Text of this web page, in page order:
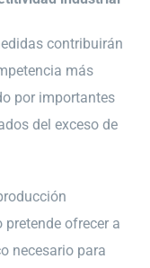
contribuirán
más
por importantes
del exceso de
pretende ofrecer a
necesario para